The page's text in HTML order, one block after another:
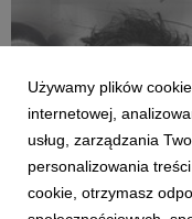
KTO ZAGRA
Używamy plików
internetowej,
usług, zarządzania
personalizowania
cookie, otrzymasz